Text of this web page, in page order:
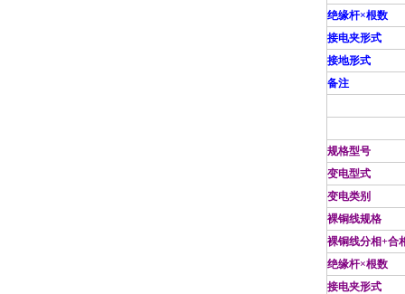
绝缘杆×根数
接电夹形式
接地形式
备注
规格型号
变电型式
变电类别
裸铜线规格
裸铜线分相+合
绝缘杆×根数
接电夹形式